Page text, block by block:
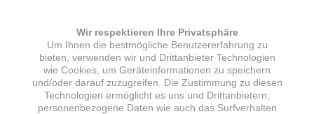
Wir respektieren Ihre Privatsphäre
Um Ihnen die bestmögliche Benutzererfahrung zu
bieten, verwenden wir und Drittanbieter Technologien
wie Cookies, um Geräteinformationen zu speichern
und/oder darauf zuzugreifen. Die Zustimmung zu diesen
Technologien ermöglicht es uns und Drittanbietern,
personenbezogene Daten wie auch das Surfverhalten